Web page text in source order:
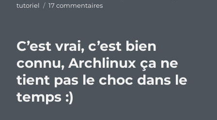
tutoriel
17 commentairessur
peuvent
partir,
pamac
est
enfin
C’est vrai, c’est bien
connu, Archlinux ça ne
tient pas le choc dans le
temps :)